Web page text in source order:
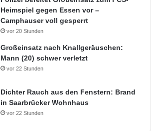
Heimspiel gegen Essen vor –
Camphauser voll gesperrt
vor 20 Stunden
Großeinsatz nach Knallgeräuschen:
Mann (20) schwer verletzt
vor 22 Stunden
Dichter Rauch aus den Fenstern: Brand
in Saarbrücker Wohnhaus
vor 22 Stunden